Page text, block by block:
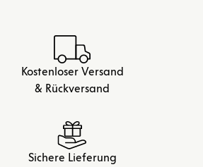
Kostenloser Versand
& Rückversand
Sichere Lieferung